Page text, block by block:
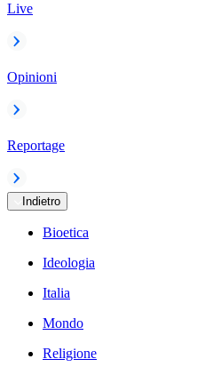
Live
Opinioni
Reportage
Indietro
Bioetica
Ideologia
Italia
Mondo
Religione